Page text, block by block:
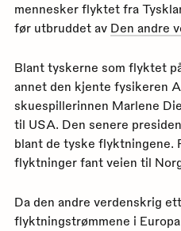
mennesker flyktet fra
før utbruddet av Den andre
Blant tyskerne som flyktet
annet den kjente fysikeren
skuespillerinnen Marlene
til USA. Den senere
blant de tyske flyktningene.
flyktninger fant veien til
Da den andre verdenskrig
flyktningstrømmene i